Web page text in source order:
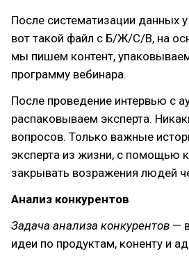
После систематизации данных у
вот такой файл с Б/Ж/С/В, на
мы пишем контент,
программу вебинара.
После проведение интервью с
распаковываем эксперта.
вопросов. Только важные
эксперта из жизни, с помощью
закрывать возражения людей
Анализ конкурентов
Задача анализа конкурентов —
идеи по продуктам, коненту и